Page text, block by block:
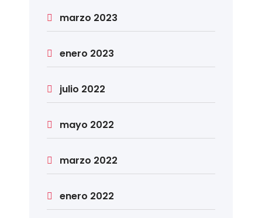
marzo 2023
enero 2023
julio 2022
mayo 2022
marzo 2022
enero 2022